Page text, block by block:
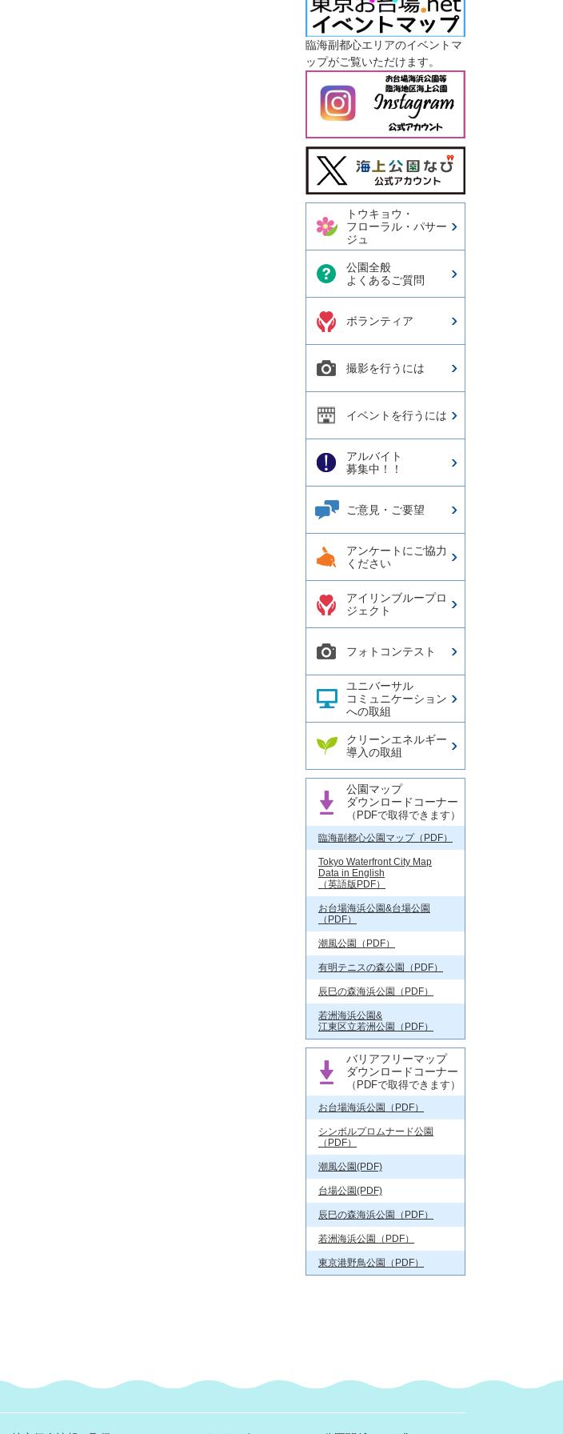
臨海副都心エリアのイベントマ
ップがご覧いただけます。
今日の東京港埠頭㈱【公式
X】
トウキョウ・
フローラル・パサー
ジュ
公園全般
よくあるご質問
ボランティア
撮影を行うには
イベントを行うには
アルバイト
募集中！！
ご意見・ご要望
アンケートにご協力
ください
アイリンブループロ
ジェクト
フォトコンテスト
ユニバーサル
コミュニケーション
への取組
クリーンエネルギー
導入の取組
公園マップ
ダウンロードコーナー
（PDFで取得できます）
臨海副都心公園マップ（PDF）
Tokyo Waterfront City Map
Data in English
（英語版PDF）
お台場海浜公園&台場公園
（PDF）
潮風公園（PDF）
有明テニスの森公園（PDF）
辰巳の森海浜公園（PDF）
若洲海浜公園&
江東区立若洲公園（PDF）
バリアフリーマップ
ダウンロードコーナー
（PDFで取得できます）
お台場海浜公園（PDF）
シンボルプロムナード公園
（PDF）
潮風公園(PDF)
台場公園(PDF)
辰巳の森海浜公園（PDF）
若洲海浜公園（PDF）
東京港野鳥公園（PDF）